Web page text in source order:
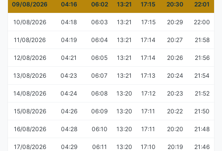
09/08/2026 04:16 06:02 13:21 17:15 20:30 22:01
10/08/2026 04:18 06:03 13:21 17:15 20:29 22:00
11/08/2026 04:19 06:04 13:21 17:14 20:27 21:58
12/08/2026 04:21 06:05 13:21 17:14 20:26 21:56
13/08/2026 04:23 06:07 13:21 17:13 20:24 21:54
14/08/2026 04:24 06:08 13:20 17:12 20:23 21:52
15/08/2026 04:26 06:09 13:20 17:11 20:22 21:50
16/08/2026 04:28 06:10 13:20 17:11 20:20 21:48
17/08/2026 04:29 06:11 13:20 17:10 20:19 21:46